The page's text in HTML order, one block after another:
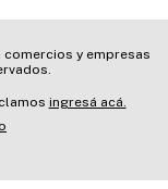
comercios y empresas
ingresá acá.